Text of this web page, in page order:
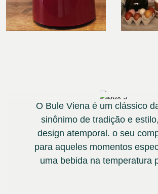
O Bule Viena é um clássico
sinônimo de tradição e
design atemporal. o seu
para aqueles momentos
uma bebida na temperatura